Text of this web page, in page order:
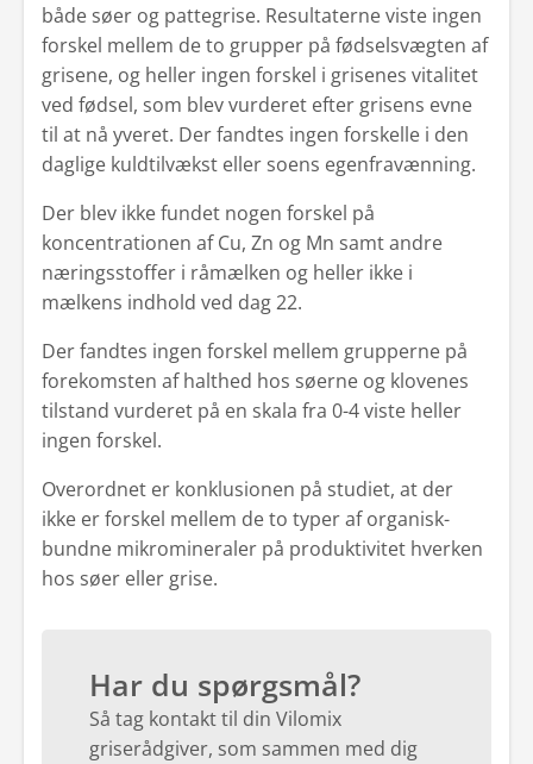
både søer og pattegrise. Resultaterne viste ingen
forskel mellem de to grupper på fødselsvægten af
grisene, og heller ingen forskel i grisenes vitalitet
ved fødsel, som blev vurderet efter grisens evne
til at nå yveret. Der fandtes ingen forskelle i den
daglige kuldtilvækst eller soens egenfravænning.
Der blev ikke fundet nogen forskel på
koncentrationen af Cu, Zn og Mn samt andre
næringsstoffer i råmælken og heller ikke i
mælkens indhold ved dag 22.
Der fandtes ingen forskel mellem grupperne på
forekomsten af halthed hos søerne og klovenes
tilstand vurderet på en skala fra 0-4 viste heller
ingen forskel.
Overordnet er konklusionen på studiet, at der
ikke er forskel mellem de to typer af organisk-
bundne mikromineraler på produktivitet hverken
hos søer eller grise.
Har du spørgsmål?
Så tag kontakt til din Vilomix
griserådgiver, som sammen med dig